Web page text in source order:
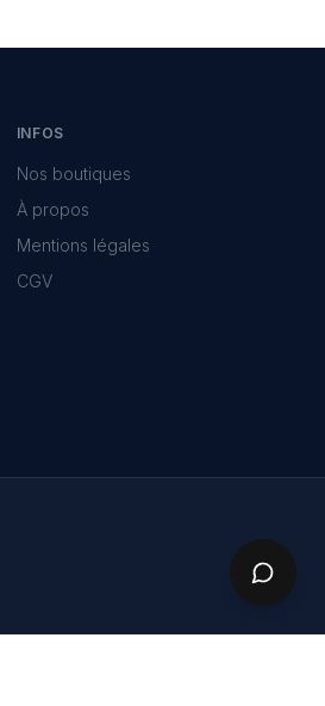
INFOS
Nos boutiques
À propos
Mentions légales
CGV